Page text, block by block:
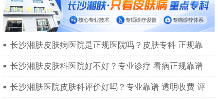
长沙湘肤皮肤病医院是正规医院吗？皮肤专科 正规靠
长沙湘肤皮肤科医院好不好？专业诊疗 看病正规靠谱
长沙湘肤医院皮肤科评价好吗？专业靠谱 透明收费 评